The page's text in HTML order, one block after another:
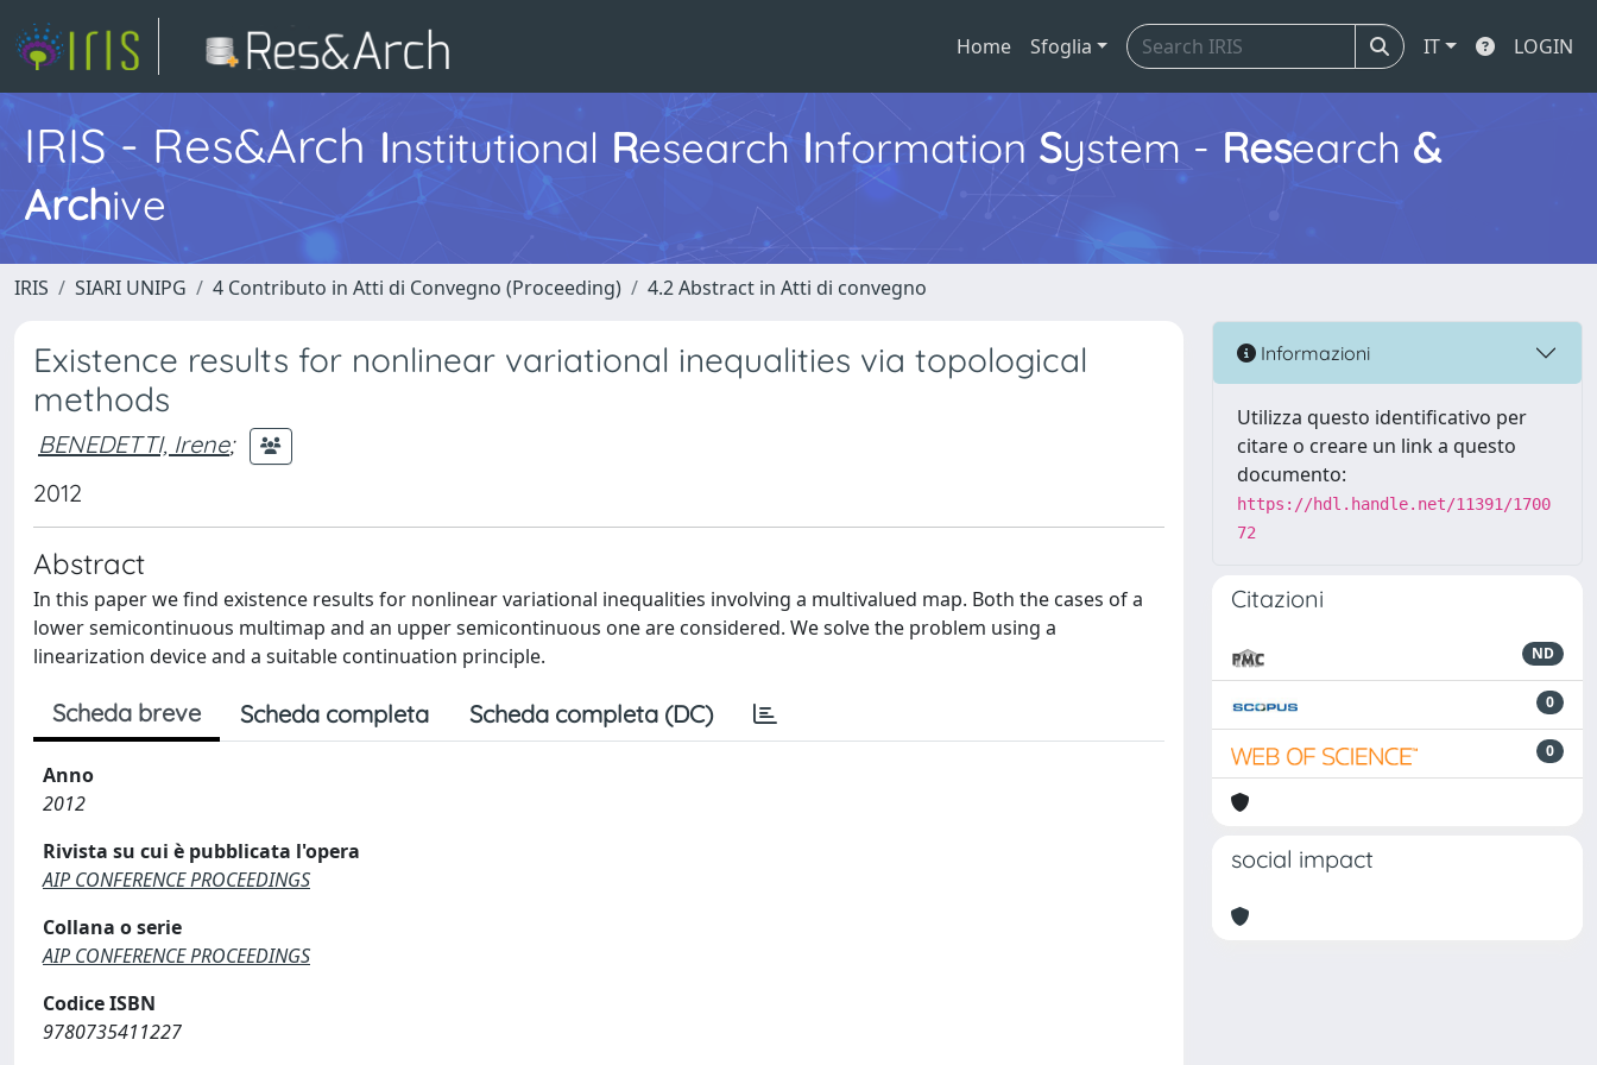
Home Sfoglia IT LOGIN
IRIS - Res&Arch Institutional Research Information System - Research &
Archive
IRIS SIARI UNIPG 4 Contributo in Atti di Convegno (Proceeding) 4.2 Abstract in Atti di convegno
Existence results for nonlinear variational inequalities via topological
methods
BENEDETTI, Irene;
2012
Abstract
In this paper we find existence results for nonlinear variational inequalities involving a multivalued map. Both the cases of a
lower semicontinuous multimap and an upper semicontinuous one are considered. We solve the problem using a
linearization device and a suitable continuation principle.
Scheda breve Scheda completa Scheda completa (DC)
Anno
2012
Rivista su cui è pubblicata l'opera
AIP CONFERENCE PROCEEDINGS
Collana o serie
AIP CONFERENCE PROCEEDINGS
Codice ISBN
9780735411227
Informazioni
Utilizza questo identificativo per
citare o creare un link a questo
documento:
https://hdl.handle.net/11391/1700
72
Citazioni
ND
0
0
social impact